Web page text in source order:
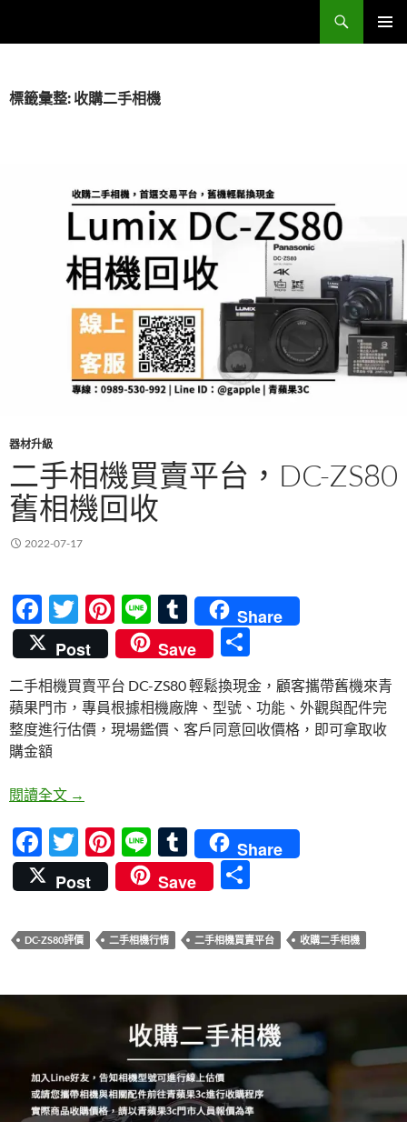
內標籤彙整: 收購二手相機
器材升級
二手相機買賣平台，DC-ZS80
舊相機回收
2022-07-17
F
ac
e
b
o
o
k
T
w
itt
er
Pi
nt
er
es
t
Li
n
e
T
u
m
bl
r
Share
Post
Save
享
二手相機買賣平台 DC-ZS80 輕鬆換現金，顧客攜帶舊機來青
蘋果門市，專員根據相機廠牌、型號、功能、外觀與配件完
整度進行估價，現場鑑價、客戶同意回收價格，即可拿取收
購金額
閱讀全文 二手相機買賣平台，DC-ZS80 舊相機回收
→
F
ac
e
b
o
o
T
w
itt
er
Pi
nt
er
es
t
Li
n
e
T
u
m
bl
r
Share
Post
Save
DC-ZS80評價 二手相機行情 二手相機買賣平台 收購二手相機